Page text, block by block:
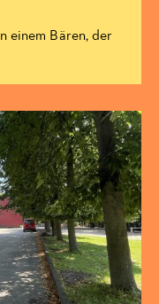
einem Bären, der